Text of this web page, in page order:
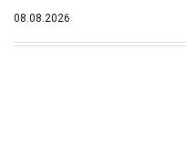
08.08.2026